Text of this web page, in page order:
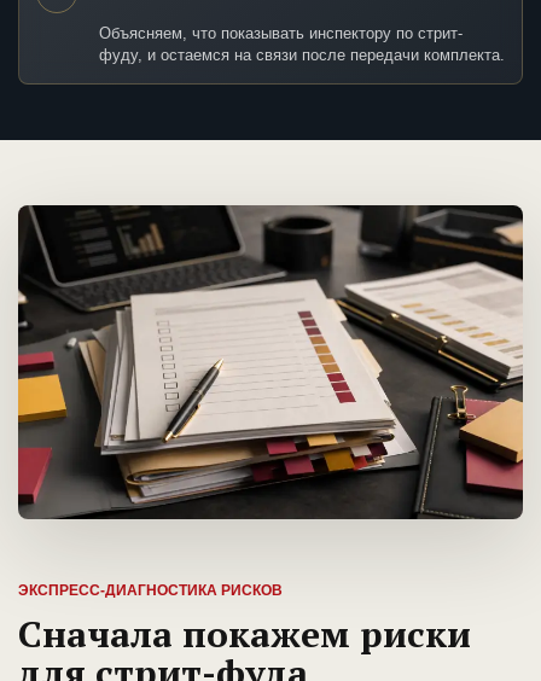
Объясняем, что показывать инспектору по стрит-
фуду, и остаемся на связи после передачи комплекта.
ЭКСПРЕСС-ДИАГНОСТИКА РИСКОВ
Сначала покажем риски